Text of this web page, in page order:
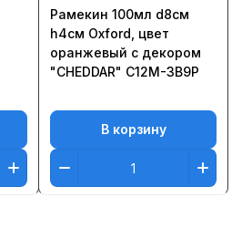
Рамекин 100мл d8см
h4см Oxford, цвет
оранжевый с декором
"CHEDDAR" C12M-3B9P
В корзину